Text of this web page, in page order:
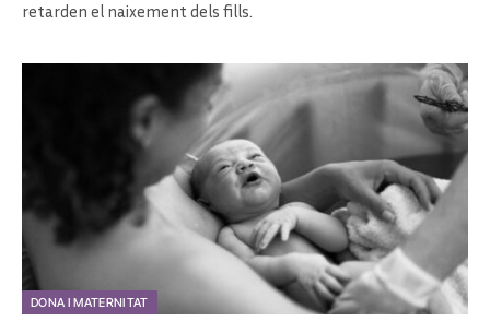
retarden el naixement dels fills.
DONA I MATERNITAT